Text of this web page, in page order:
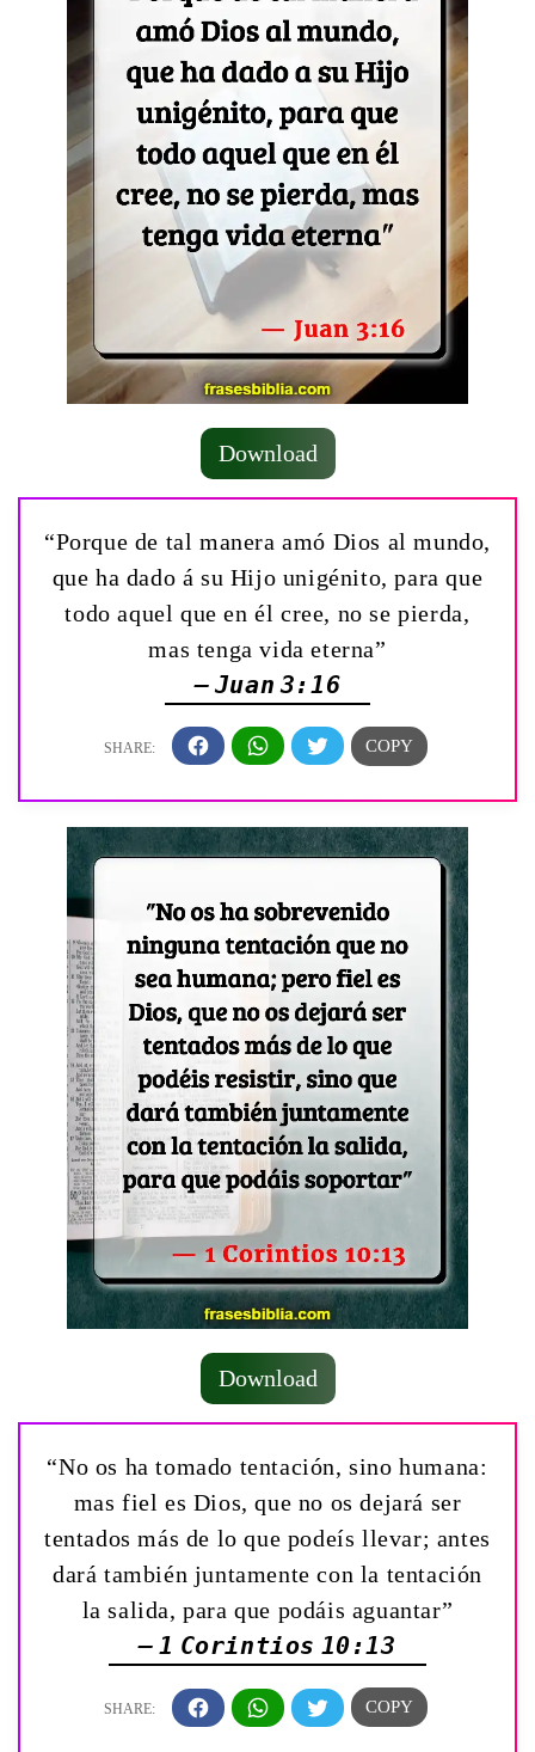
Download
“Porque de tal manera amó Dios al mundo,
que ha dado á su Hijo unigénito, para que
todo aquel que en él cree, no se pierda,
mas tenga vida eterna”
— Juan 3:16
Download
“No os ha tomado tentación, sino humana:
mas fiel es Dios, que no os dejará ser
tentados más de lo que podeís llevar; antes
dará también juntamente con la tentación
la salida, para que podáis aguantar”
— 1 Corintios 10:13